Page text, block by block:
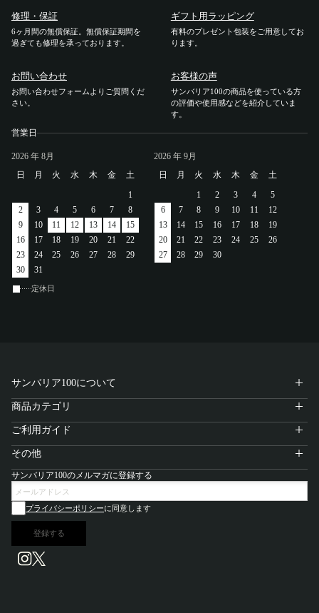
ログイン / 新規登録
特定商取引法に基づく表示
会社概要
サイトポリシー
修理・保証
6ヶ月間の無償保証。無償保証期間を
過ぎても修理を承っております。
ギフト用ラッピング
有料のプレゼント包装をご用意してお
ります。
お問い合わせ
お問い合わせフォームよりご質問くだ
さい。
お客様の声
サンバリア100の商品を使っている方
の評価や使用感などを紹介していま
す。
営業日
2026 年 8月
日
月 火 水 木 金
土
1
2
3 4 5 6 7
8
9
10 11 12 13 14
15
16
17 18 19 20 21
22
23
24 25 26 27 28
29
30
31
2026 年 9月
日
月 火 水 木 金
土
1
2 3 4
5
6
7 8 9 10 11
12
13
14 15 16 17 18
19
20
21 22 23 24 25
26
27
28 29 30
定休日
サンバリア100について
商品カテゴリ
ご利用ガイド
その他
サンバリア100のメルマガに登録する
プライバシーポリシーに同意します
登録する